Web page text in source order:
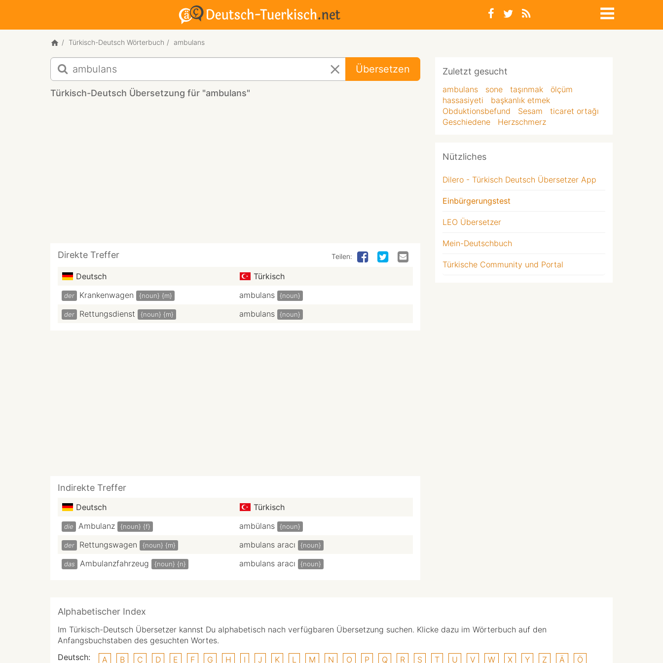
Türkisch-Deutsch Wörterbuch ambulans
Türkisch-
Deutsch
Übersetzung
für
Übersetzen
Türkisch-Deutsch Übersetzung für "ambulans"
Direkte Treffer Teilen:
Deutsch Türkisch
der Krankenwagen {noun} {m} ambulans {noun}
der Rettungsdienst {noun} {m} ambulans {noun}
Indirekte Treffer
Deutsch Türkisch
die Ambulanz {noun} {f} ambülans {noun}
der Rettungswagen {noun} {m} ambulans aracı {noun}
das Ambulanzfahrzeug {noun} {n} ambulans aracı {noun}
Zuletzt gesucht
ambulans sone taşınmak
ölçüm
hassasiyeti
başkanlık etmek
Obduktionsbefund
Sesam
ticaret ortağı
Geschiedene
Herzschmerz
Nützliches
Dilero - Türkisch Deutsch Übersetzer App
Einbürgerungstest
LEO Übersetzer
Mein-Deutschbuch
Türkische Community und Portal
Alphabetischer Index
Im Türkisch-Deutsch Übersetzer kannst Du alphabetisch nach verfügbaren Übersetzung suchen. Klicke dazu im Wörterbuch auf den
Anfangsbuchstaben des gesuchten Wortes.
Deutsch:
A B C D E F G H I J K L M N O P Q R S T U V W X Y Z Ä Ö